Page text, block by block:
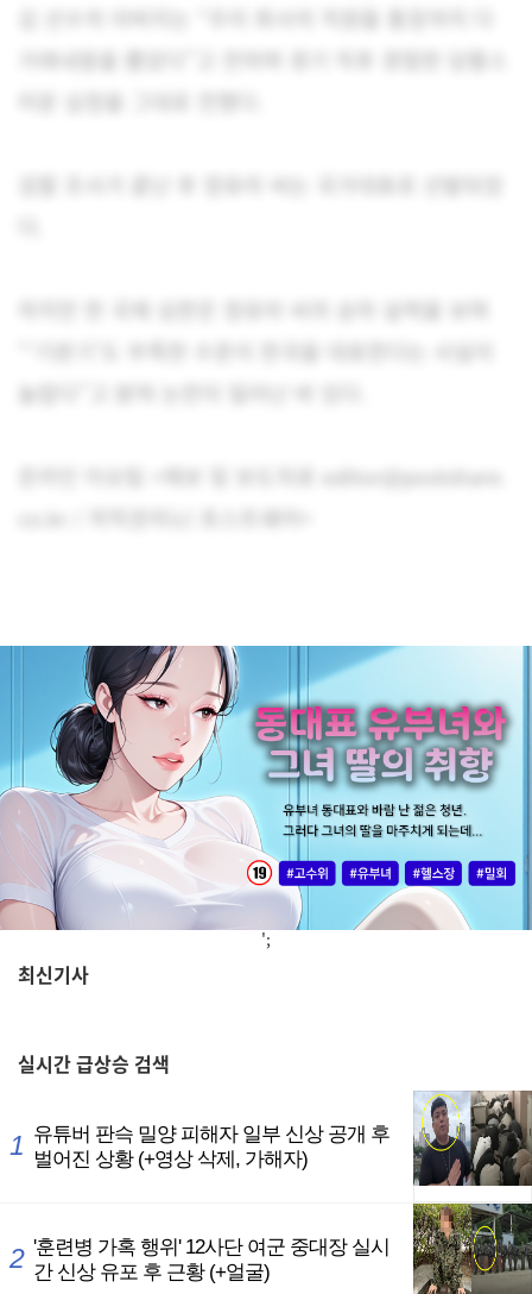
김 선수의 아버지는 “우리 회사의 직원들 통장까지 다
거래내용을 뽑았다”고 전하며 경기 직후 경험한 당황스
러운 심정을 그대로 전했다.
검찰 조사가 끝난 후 정유라 씨는 국가대표로 선발되었
하지만 한 국제 심판은 정유라 씨의 승마 실력을 보며
“‘기본기’도 부족한 수준이 한국을 대표한다는 사실이
놀랍다”고 밝혀 논란이 일어난 바 있다.
온라인 이슈팀 <제보 및 보도자료 editor@postshare.
co.kr / 저작권자(c) 포스트쉐어>
';
최신기사
실시간급상승 검색